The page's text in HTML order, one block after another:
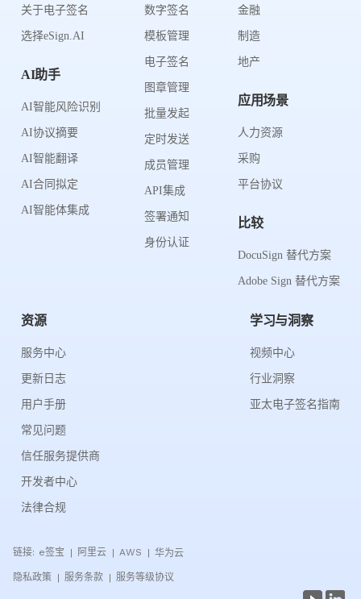
关于电子签名
选择eSign.AI
AI助手
AI智能风险识别
AI协议摘要
AI智能翻译
AI合同拟定
AI智能体集成
数字签名
模板管理
电子签名
图章管理
批量发起
定时发送
成员管理
API集成
签署通知
身份认证
金融
制造
地产
应用场景
人力资源
采购
平台协议
比较
DocuSign 替代方案
Adobe Sign 替代方案
资源
服务中心
更新日志
用户手册
常见问题
信任服务提供商
开发者中心
法律合规
学习与洞察
视频中心
行业洞察
亚太电子签名指南
链接: e签宝 阿里云 AWS 华为云
隐私政策 服务条款 服务等级协议